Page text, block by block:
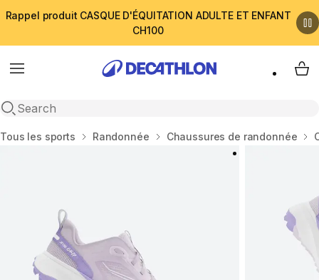
Rappel produit CASQUE D'ÉQUITATION ADULTE ET ENFANT
CH100
Menu
Open search
My
Accueil
Tous les sports Randonnée Chaussures de randonnée